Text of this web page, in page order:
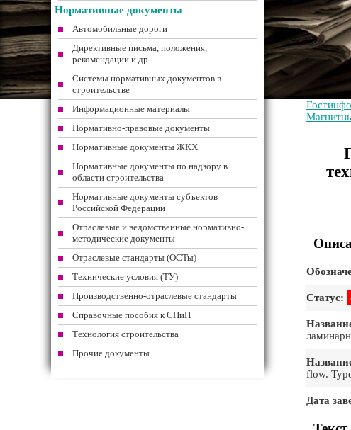
Статус:
flow.
Дата
Нормативные документы
Автомобильные дороги
Директивные письма, положения,
рекомендации и др.
Системы нормативных документов в
строительстве
Информационные материалы
Нормативно-правовые документы
Нормативные документы ЖКХ
Нормативные документы по надзору в
области строительства
Нормативные документы субъектов
Российской Федерации
Отраслевые и ведомственные нормативно-
методические документы
Отраслевые стандарты (ОСТы)
Технические условия (ТУ)
Производственно-отраслевые стандарты
Справочные пособия к СНиП
Технология строительства
Прочие документы